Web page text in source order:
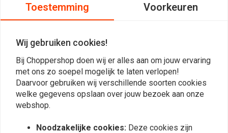
en biedt een volledig automatisch oplaadprogramma in 4 fasen,
behoefte.
Specificaties:
EU-wandstekker
Selecteerbare 6/12V
de lading niet aankan
Lees meer
Reviews
Toestemming Voorkeuren
Wij gebruiken cookies!
Bij Choppershop doen wij er alles aan om jouw ervaring
met ons zo soepel mogelijk te laten verlopen!
Daarvoor gebruiken wij verschillende soorten cookies
welke gegevens opslaan over jouw bezoek aan onze
webshop.
Noodzakelijke cookies: Deze cookies zijn